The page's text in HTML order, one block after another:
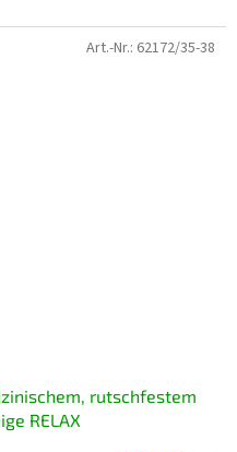
rutschfestem
RELAX
Art.-Nr.: 62172/35-38